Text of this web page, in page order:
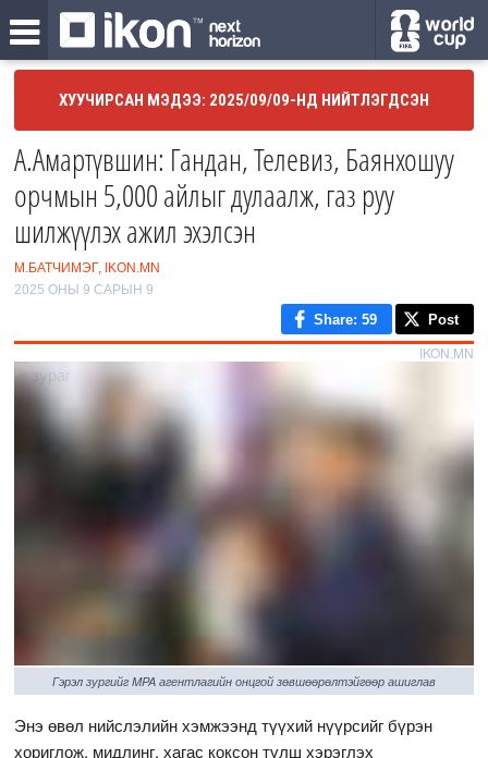
ХУУЧИРСАН МЭДЭЭ: 2025/09/09-НД НИЙТЛЭГДСЭН
А.Амартүвшин: Гандан, Телевиз, Баянхошуу
орчмын 5,000 айлыг дулаалж, газ руу
шилжүүлэх ажил эхэлсэн
М.БАТЧИМЭГ, IKON.MN
2025 ОНЫ 9 САРЫН 9
Share: 59 Post
IKON.MN
Гэрэл зургийг MPA агентлагийн онцгой зөвшөөрөлтэйгөөр ашиглав
Энэ өвөл нийслэлийн хэмжээнд түүхий нүүрсийг бүрэн
хориглож, мидлинг, хагас коксон түлш хэрэглэх